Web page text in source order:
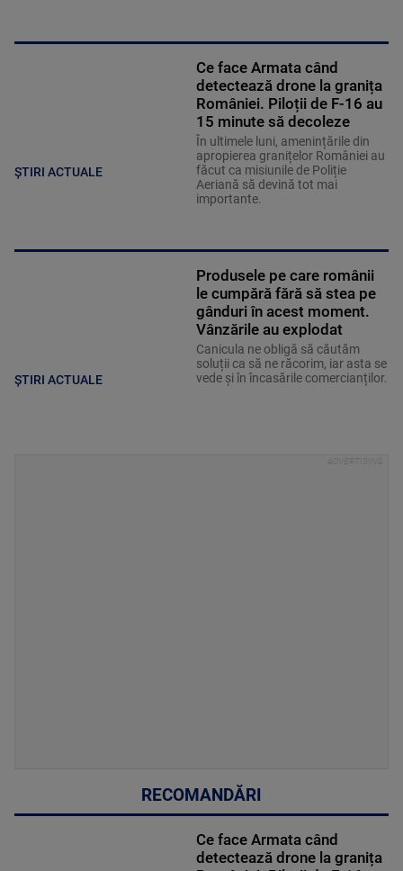
ȘTIRI ACTUALE
Ce face Armata când
detectează drone la granița
României. Piloții de F-16 au
15 minute să decoleze
În ultimele luni, amenințările din
apropierea granițelor României au
făcut ca misiunile de Poliție
Aeriană să devină tot mai
importante.
ȘTIRI ACTUALE
Produsele pe care românii
le cumpără fără să stea pe
gânduri în acest moment.
Vânzările au explodat
Canicula ne obligă să căutăm
soluții ca să ne răcorim, iar asta se
vede și în încasările comercianților.
RECOMANDĂRI
Ce face Armata când
detectează drone la granița